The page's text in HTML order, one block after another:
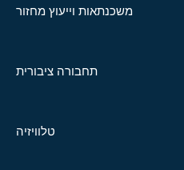
משכנתאות וייעוץ מחזור
תחבורה ציבורית
טלוויזיה